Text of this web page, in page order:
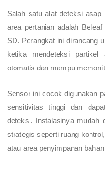
Salah satu alat deteksi asap
area pertanian adalah
SD. Perangkat ini dirancang
ketika mendeteksi
otomatis dan mampu
Sensor ini cocok digunakan
sensitivitas tinggi dan
deteksi. Instalasinya mudah
strategis seperti ruang
atau area penyimpanan